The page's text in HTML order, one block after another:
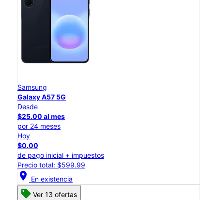
Samsung
Galaxy A57 5G
Desde
$25.00 al mes
por 24 meses
Hoy
$0.00
de pago inicial + impuestos
Precio total: $599.99
location_on En existencia
Ver 13 ofertas